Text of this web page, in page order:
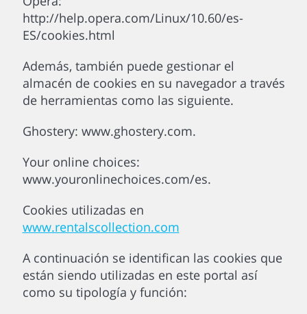
http://help.opera.com/Linux/10.60/es-
ES/cookies.html
Además, también puede gestionar el
almacén de cookies en su navegador a través
de herramientas como las siguiente.
Ghostery: www.ghostery.com.
Your online choices:
www.youronlinechoices.com/es.
Cookies utilizadas en
www.rentalscollection.com
A continuación se identifican las cookies que
están siendo utilizadas en este portal así
como su tipología y función: